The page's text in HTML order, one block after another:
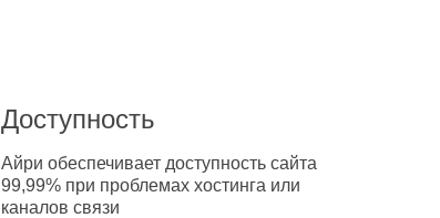
Доступность
Айри обеспечивает доступность сайта
99,99% при проблемах хостинга или
каналов связи